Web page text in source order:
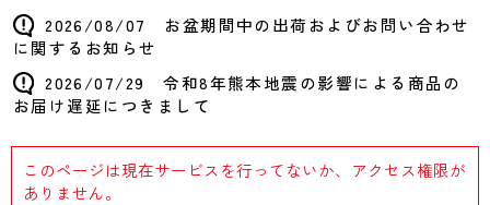
2026/08/07 お盆期間中の出荷およびお問い合わせ
に関するお知らせ
2026/07/29 令和8年熊本地震の影響による商品の
お届け遅延につきまして
このページは現在サービスを行ってないか、アクセス権限が
ありません。